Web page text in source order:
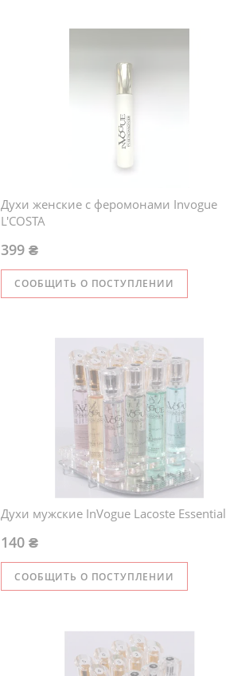
Духи женские с феромонами Invogue
L'COSTA
СООБЩИТЬ О ПОСТУПЛЕНИИ
399 ₴
Духи мужские InVogue Lacoste Essential
СООБЩИТЬ О ПОСТУПЛЕНИИ
140 ₴